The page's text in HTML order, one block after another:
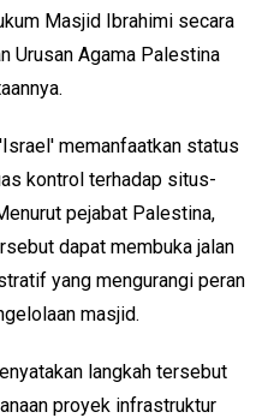
Masjid Ibrahimi secara
Urusan Agama Palestina
memanfaatkan status
kontrol terhadap situs-
pejabat Palestina,
dapat membuka jalan
yang mengurangi peran
masjid.
langkah tersebut
proyek infrastruktur